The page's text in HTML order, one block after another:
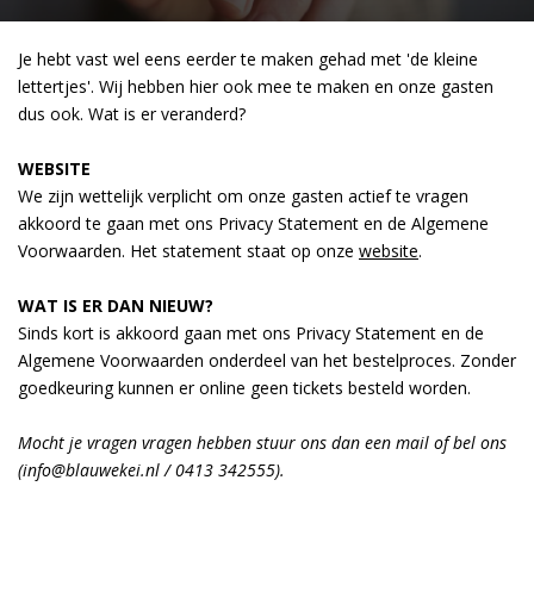
Je hebt vast wel eens eerder te maken gehad met 'de kleine
lettertjes'. Wij hebben hier ook mee te maken en onze gasten
dus ook. Wat is er veranderd?
WEBSITE
We zijn wettelijk verplicht om onze gasten actief te vragen
akkoord te gaan met ons Privacy Statement en de Algemene
Voorwaarden. Het statement staat op onze website.
WAT IS ER DAN NIEUW?
Sinds kort is akkoord gaan met ons Privacy Statement en de
Algemene Voorwaarden onderdeel van het bestelproces. Zonder
goedkeuring kunnen er online geen tickets besteld worden.
Mocht je vragen vragen hebben stuur ons dan een mail of bel ons
(info@blauwekei.nl / 0413 342555).